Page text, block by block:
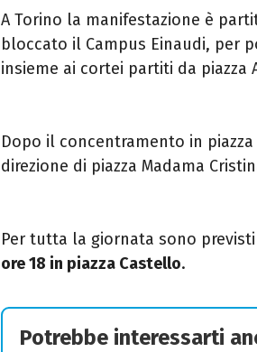
A Torino la manifestazione è
bloccato il Campus Einaudi, per
insieme ai cortei partiti da piazza
Dopo il concentramento in
direzione di piazza Madama
Per tutta la giornata sono
ore 18 in piazza Castello.
Potrebbe interessarti